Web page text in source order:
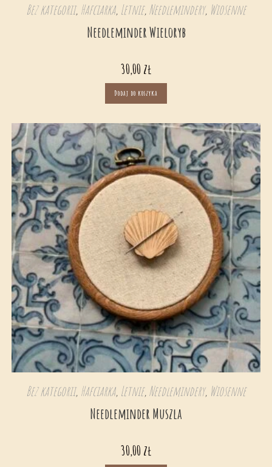
Bez kategorii, Hafciarka, Letnie,Needlemindery, Wiosenne
Needleminder Wieloryb
30,00 zł
Dodaj do koszyka
Bez kategorii, Hafciarka, Letnie,Needlemindery, Wiosenne
Needleminder Muszla
30,00 zł